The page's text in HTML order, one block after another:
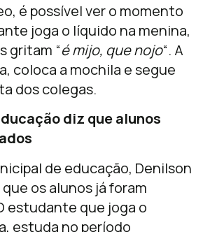
é possível ver o momento
joga o líquido na menina,
gritam “é mijo, que nojo“. A
coloca a mochila e segue
dos colegas.
diz que alunos
de educação, Denilson
os alunos já foram
estudante que joga o
estuda no período